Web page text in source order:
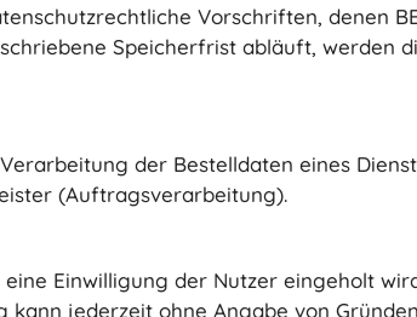
Vorschriften, denen
Speicherfrist abläuft, werden
der Bestelldaten eines
(Auftragsverarbeitung).
Einwilligung der Nutzer eingeholt wird,
kann jederzeit ohne Angabe von